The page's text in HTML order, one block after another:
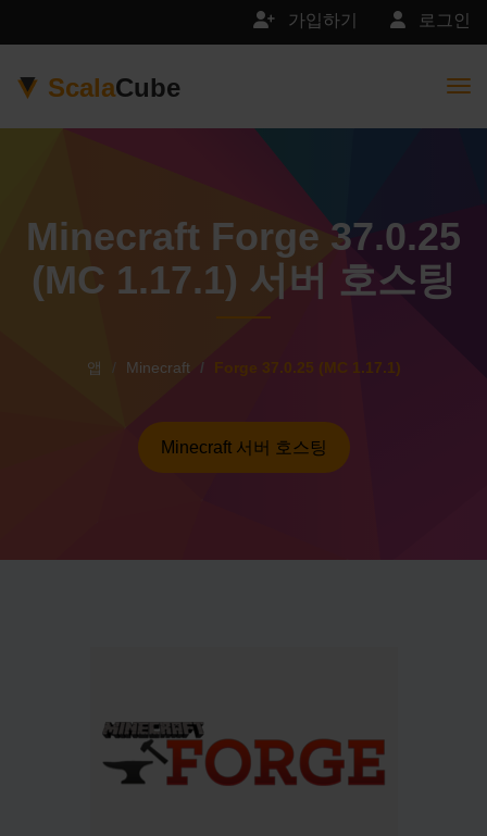
로그인
가입하기
ScalaCube
Minecraft Forge 37.0.25
(MC 1.17.1) 서버 호스팅
앱 Minecraft Forge 37.0.25 (MC 1.17.1)
Minecraft 서버 호스팅